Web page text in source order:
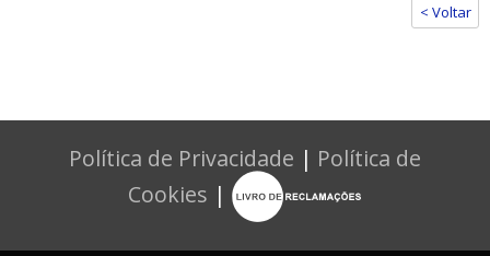
< Voltar
Política de Privacidade | Política de
Cookies |